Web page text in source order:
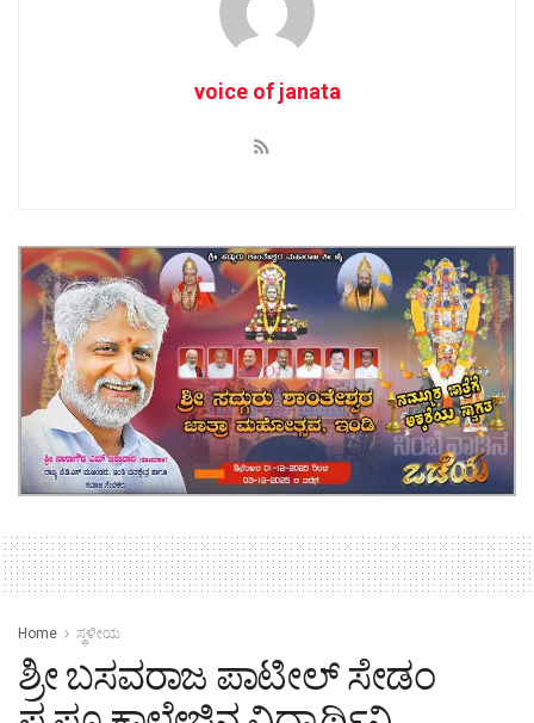
voice of janata
Home ಸ್ಥಳೀಯ
ಶ್ರೀ ಬಸವರಾಜ ಪಾಟೀಲ್ ಸೇಡಂ